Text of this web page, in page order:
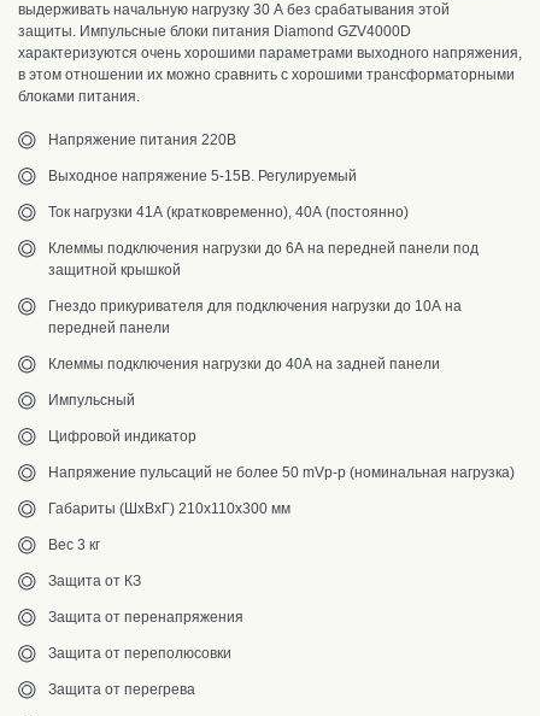
выдерживать начальную нагрузку 30 А без срабатывания этой
защиты. Импульсные блоки питания Diamond GZV4000D
характеризуются очень хорошими параметрами выходного напряжения,
в этом отношении их можно сравнить с хорошими трансформаторными
блоками питания.
Напряжение питания 220В
Выходное напряжение 5-15В. Регулируемый
Ток нагрузки 41А (кратковременно), 40А (постоянно)
Клеммы подключения нагрузки до 6А на передней панели под
защитной крышкой
Гнездо прикуривателя для подключения нагрузки до 10А на
передней панели
Клеммы подключения нагрузки до 40А на задней панели
Импульсный
Цифровой индикатор
Напряжение пульсаций не более 50 mVp-p (номинальная нагрузка)
Габариты (ШхВхГ) 210х110х300 мм
Вес 3 кг
Защита от КЗ
Защита от перенапряжения
Защита от переполюсовки
Защита от перегрева